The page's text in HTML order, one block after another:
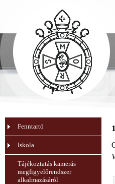
Fenntartó
Iskola
Tájékoztatás kamerás
megfigyelőrendszer
alkalmazásáról